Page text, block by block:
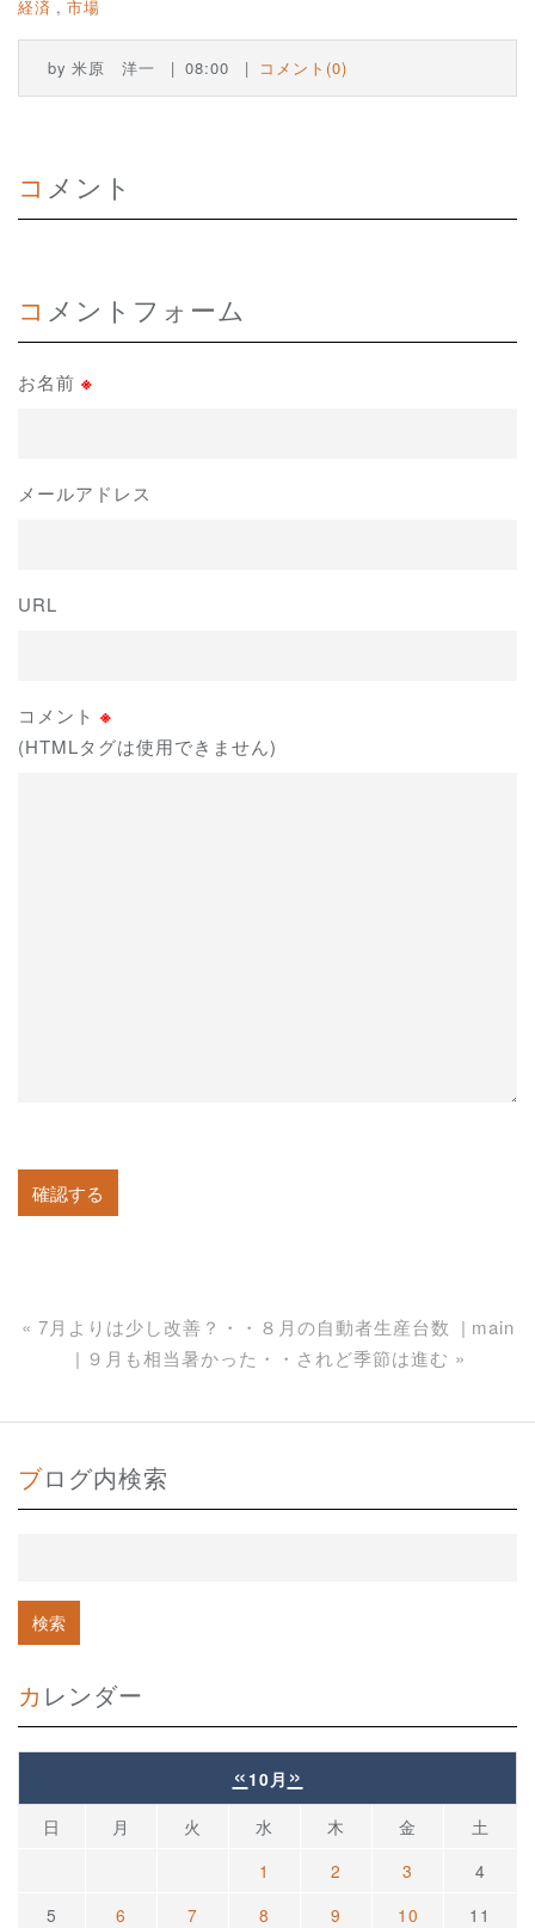
経済 市場
by 米原 洋一 08:00 コメント(0)
コメント
コメントフォーム
お名前 ※
メールアドレス
URL
コメント ※
(HTMLタグは使用できません)
« 7月よりは少し改善？・・８月の自動者生産台数
main
９月も相当暑かった・・されど季節は進む »
ブログ内検索
カレンダー
« 10月 »
日 月 火 水 木 金
土
1
2 3
4
5
6 7 8 9 10
11